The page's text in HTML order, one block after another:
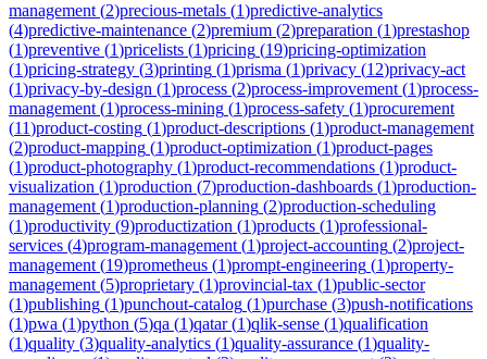
management (2)precious-metals (1)predictive-analytics
(4)predictive-maintenance (2)premium (2)preparation (1)prestashop
(1)preventive (1)pricelists (1)pricing (19)pricing-optimization
(1)pricing-strategy (3)printing (1)prisma (1)privacy (12)privacy-act
(1)privacy-by-design (1)process (2)process-improvement (1)process-
management (1)process-mining (1)process-safety (1)procurement
(11)product-costing (1)product-descriptions (1)product-management
(2)product-mapping (1)product-optimization (1)product-pages
(1)product-photography (1)product-recommendations (1)product-
visualization (1)production (7)production-dashboards (1)production-
management (1)production-planning (2)production-scheduling
(1)productivity (9)productization (1)products (1)professional-
services (4)program-management (1)project-accounting (2)project-
management (19)prometheus (1)prompt-engineering (1)property-
management (5)proprietary (1)provincial-tax (1)public-sector
(1)publishing (1)punchout-catalog (1)purchase (3)push-notifications
(1)pwa (1)python (5)qa (1)qatar(1)qlik-sense (1)qualification
(1)quality (3)quality-analytics (1)quality-assurance (1)quality-